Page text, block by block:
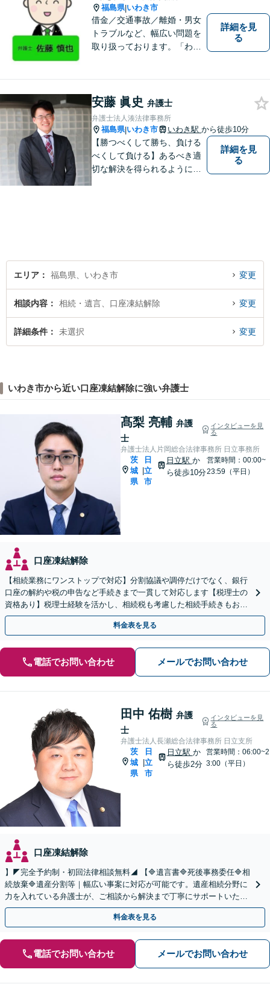
福島県|いわき市
借金／交通事故／離婚・男女
トラブルなど、幅広い問題を
取り扱っております。「わか
ります。【無料駐車場あり】
詳細を見
る
安藤 眞史 弁護士
弁護士法人湊法律事務所
福島県|いわき市 いわき駅 から徒歩10分
【勝つべくして勝ち、負ける
べくして負ける】あるべき適
切な解決を得られるように全
詳細を見
る
エリア 福島県、いわき市 変更
相談内容 相続・遺言、口座凍結解除 変更
詳細条件 未選択 変更
いわき市から近い口座凍結解除に強い弁護士
髙梨 亮輔 弁護
士
インタビューを見
る
弁護士法人片岡総合法律事務所 日立事務所
茨
城
県
|
日
立
市
日立駅 か
ら徒歩10分
営業時間：00:00~
23:59（平日）
口座凍結解除
【相続業務にワンストップで対応】分割協議や調停だけでなく、銀行
口座の解約や税の申告など手続きまで一貫して対応します【税理士の
資格あり】税理士経験を活かし、相続税も考慮した相続手続きもお任
せください【初回相談無料】任意後見や生前贈与なども対応
料金表を見る
電話でお問い合わせ メールでお問い合わせ
田中 佑樹 弁護
士
インタビューを見
る
弁護士法人長瀬総合法律事務所 日立支所
茨
城
県
日
立
市
日立駅 か
ら徒歩2分
営業時間：06:00~2
3:00（平日）
口座凍結解除
】◤完全予約制・初回法律相談無料◢ 【🔷遺言書🔷死後事務委任🔷相
続放棄🔷遺産分割等｜幅広い事案に対応が可能です。遺産相続分野に
力を入れている弁護士が、ご相談から解決まで丁寧にサポートいたし
ます。まずはじっくりとお話ししてください。
料金表を見る
電話でお問い合わせ メールでお問い合わせ